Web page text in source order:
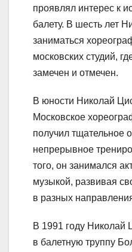
проявлял интерес к
балету. В шесть лет
заниматься
московских студий,
замечен и отмечен.
В юности Николай
Московское
получил тщательное
непрерывное
того, он занимался
музыкой, развивая
в разных
В 1991 году Николай
в балетную труппу